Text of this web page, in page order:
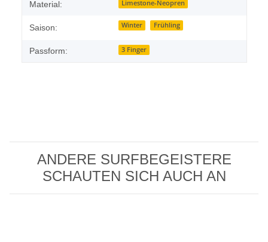
Material: Limestone-Neopren
Saison: Winter Frühling
Passform: 3 Finger
ANDERE SURFBEGEISTERE
SCHAUTEN SICH AUCH AN